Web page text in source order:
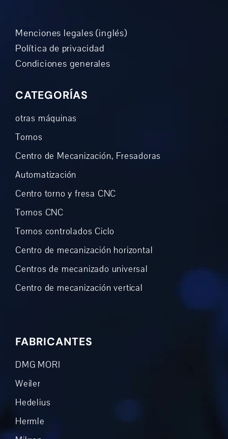
Menciones legales (inglés)
Política de privacidad
Condiciones generales
CATEGORÍAS
otras máquinas
Tornos
Centro de Mecanización, Fresadoras
Automatización
Centro torno y fresa CNC
Tornos CNC
Tornos controlados Ciclo
Centro de mecanización horizontal
Centros de mecanizado universal
Centro de mecanización vertical
FABRICANTES
DMG MORI
Weiler
Hedelius
Hermle